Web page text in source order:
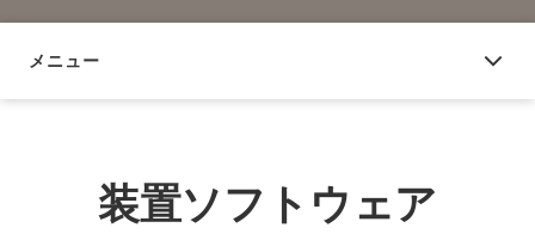
メニュー
装置ソフトウェア
装置ソフトウェア